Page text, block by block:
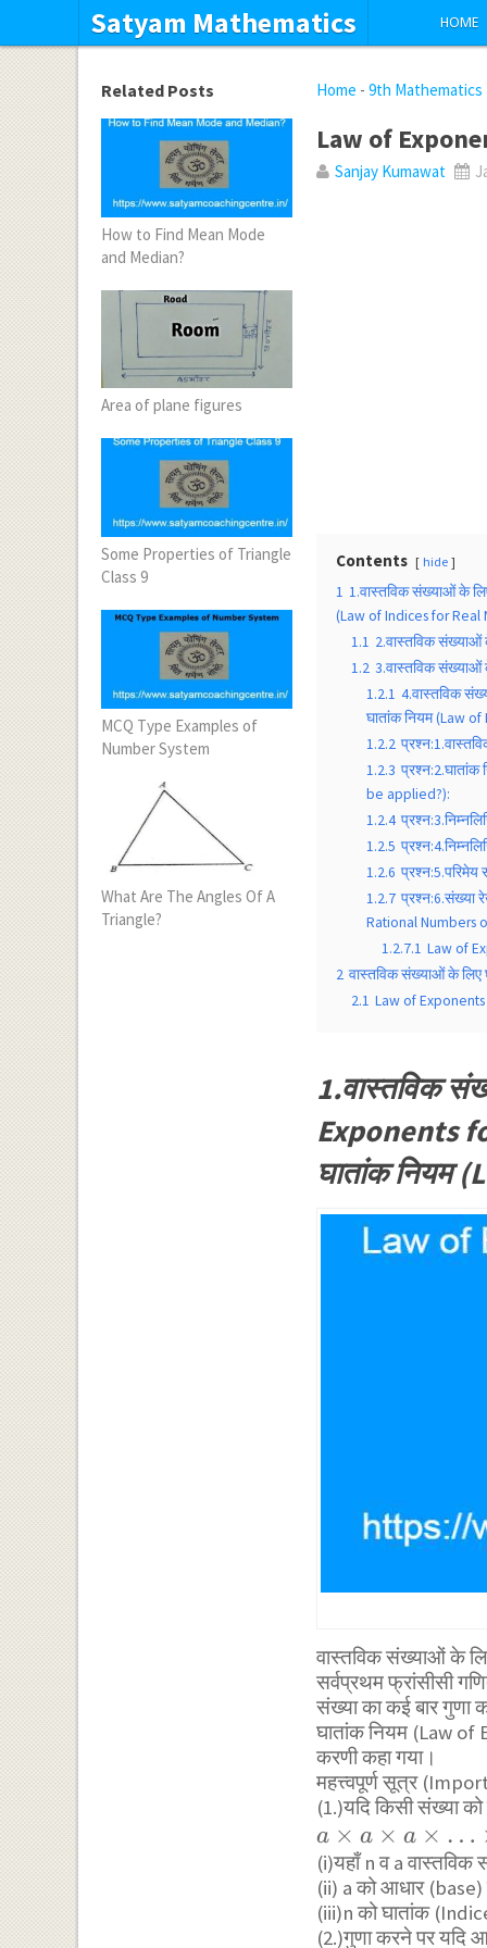
Satyam Mathematics HOME
Home -9th Mathematics
Law of
Sanjay Kumawat
Contents hide
1 1.वास्तविक संख्याओं के
(Law of Indices for Real
1.1 2.वास्तविक संख्याओं
1.2 3.वास्तविक संख्याओं
1.2.1 4.वास्तविक
घातांक नियम (Law
1.2.2
1.2.3 प्रश्न:2.घातांक
be applied?):
1.2.4
1.2.5
1.2.6
1.2.7 प्रश्न:6.संख्या
Rational Numbers
1.2.7.1 Law of
2 वास्तविक संख्याओं के लिए
2.1 Law of
1.वास्तविक
Exponents
घातांक नियम
वास्तविक संख्याओं के
सर्वप्रथम फ्रांसीसी
संख्या का कई बार गुणा
घातांक नियम (Law of
करणी कहा गया।
महत्त्वपूर्ण सूत्र
(1.)यदि किसी संख्या
a \times
a \times
a \times
\ldots
a × a × a × …
(i)यहाँ n व a वास्तविक
(ii) a को आधार
(iii)n को घातांक
(2.)गुणा करने पर यदि
Related Posts
How to Find Mean Mode
and Median?
Area of plane figures
Some Properties of Triangle
Class 9
MCQ Type Examples of
Number System
What Are The Angles Of A
Triangle?